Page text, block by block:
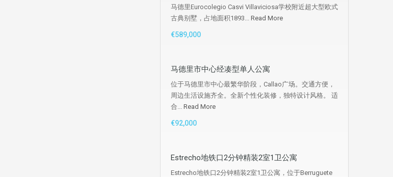
马德里Eurocolegio Casvi Villaviciosa学校附近超大型欧式
古典别墅，占地面积1893... Read More
€589,000
马德里市中心经凑型单人公寓
位于马德里市中心最繁华阶段，Callao广场。交通方便，
周边生活设施齐全。全新个性化装修，独特设计风格。 适
合... Read More
€92,000
Estrecho地铁口2分钟精装2室1卫公寓
Estrecho地铁口2分钟精装2室1卫公寓，位于Berruguete